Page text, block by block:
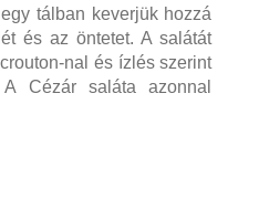
tálban keverjük hozzá
és az öntetet. A salátát
nal és ízlés szerint
A Cézár saláta azonnal